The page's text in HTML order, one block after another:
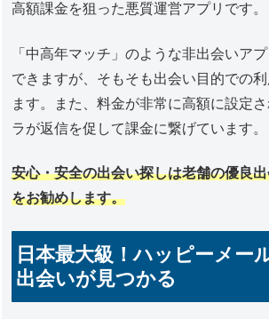
高額課金を狙った悪質運営アプリです。
「中高年マッチ」のような非出会いア
できますが、そもそも出会い目的での
ます。また、料金が非常に高額に設定
ラが返信を促して課金に繋げています。
安心・安全の出会い探しは老舗の優良
をお勧めします。
日本最大級！ハッピーメー
出会いが見つかる